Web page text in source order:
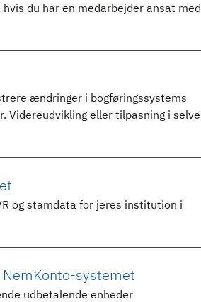
du har en medarbejder ansat med
ændringer i bogføringssystems
Videreudvikling eller tilpasning i selve
og stamdata for jeres institution i
systemet
udbetalende enheder